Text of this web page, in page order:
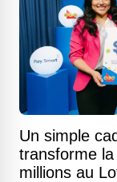
Un simple
transforme
millions au